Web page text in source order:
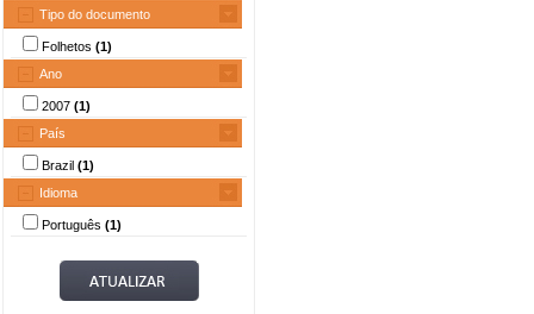
Tipo do documento
Folhetos (1)
Ano
2007 (1)
País
Brazil (1)
Idioma
Português (1)